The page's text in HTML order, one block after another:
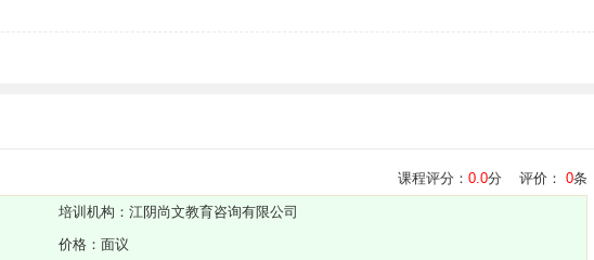
课程评分： 0.0分 评价： 0条
培训机构： 江阴尚文教育咨询有限公司
价格：面议